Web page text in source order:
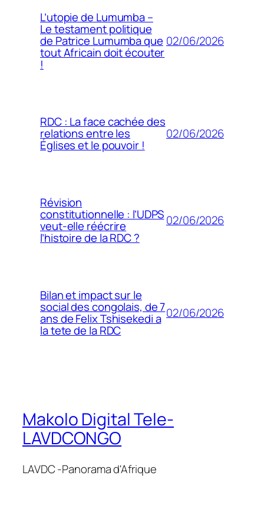
L’utopie de Lumumba –
Le testament politique
de Patrice Lumumba que
tout Africain doit écouter
!
02/06/2026
RDC : La face cachée des
relations entre les
Églises et le pouvoir !
02/06/2026
Révision
constitutionnelle : l’UDPS
veut-elle réécrire
l’histoire de la RDC ?
02/06/2026
Bilan et impact sur le
social des congolais, de 7
ans de Felix Tshisekedi a
la tete de la RDC
02/06/2026
Makolo Digital Tele-
LAVDCONGO
LAVDC -Panorama d'Afrique